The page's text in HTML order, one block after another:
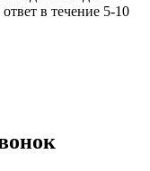
в течение 5-10